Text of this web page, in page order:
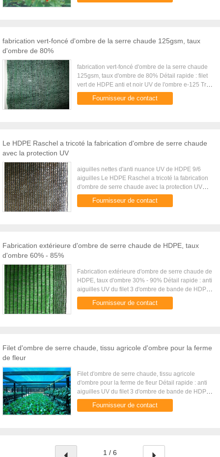
fabrication vert-foncé d'ombre de la serre chaude 125gsm, taux
d'ombre de 80%
fabrication vert-foncé d'ombre de la serre chaude
125gsm, taux d'ombre de 80% Détail rapide : filet
vert de HDPE anti et noir UV de l'ombre e-125 Très
utilisé pour les fermes, la serre chaude et
l'horticulture ...
Fournisseur de contact
Le HDPE Raschel a tricoté la fabrication d'ombre de serre chaude
avec la protection UV
aiguilles nettes d'anti nuance UV de HDPE 9/6
aiguilles Le HDPE Raschel a tricoté la fabrication
d'ombre de serre chaude avec la protection UV
Description : Fabrication tricotée par raschel de
HDPE De haute ...
Fournisseur de contact
Fabrication extérieure d'ombre de serre chaude de HDPE, taux
d'ombre 60% - 85%
Fabrication extérieure d'ombre de serre chaude de
HDPE, taux d'ombre 30% - 90% Détail rapide : anti
aiguilles UV du filet 3 d'ombre de bande de HDPE
Très utilisé pour les fermes, la serre chaude et l...
Fournisseur de contact
Filet d'ombre de serre chaude, tissu agricole d'ombre pour la ferme
de fleur
Filet d'ombre de serre chaude, tissu agricole
d'ombre pour la ferme de fleur Détail rapide : anti
aiguilles UV du filet 3 d'ombre de bande de HDPE
Très utilisé pour les fermes, la serre chaude et
l'horticultur...
Fournisseur de contact
1 / 6